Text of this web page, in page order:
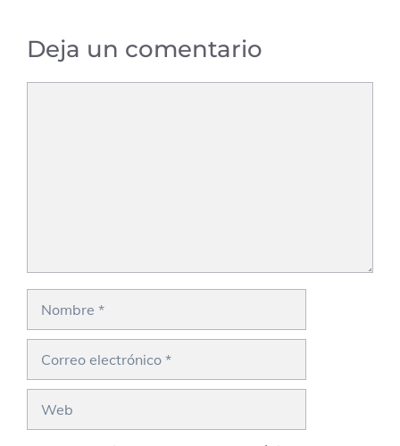
Deja un comentario